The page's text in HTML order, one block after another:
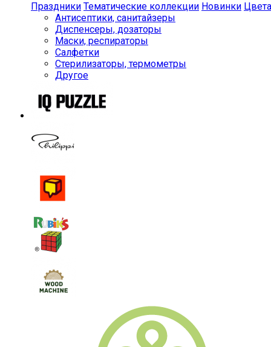
Праздники Тематические коллекции Новинки Цвета
Антисептики, санитайзеры
Диспенсеры, дозаторы
Маски, респираторы
Салфетки
Стерилизаторы, термометры
Другое